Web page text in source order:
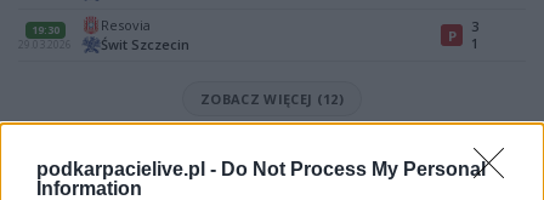
podkarpacielive.pl - Do Not Process My Personal
Information
19:30
29.03.2026
Resovia
Świt Szczecin
P
3
1
ZOBACZ WIĘCEJ (12)
Spotkanie pomiędzySandecja Nowy Sącz i Świt Szczecinrozegrane